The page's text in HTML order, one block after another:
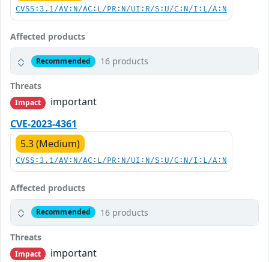
CVSS:3.1/AV:N/AC:L/PR:N/UI:R/S:U/C:N/I:L/A:N
Affected products
Recommended 16 products
Threats
Impact
important
CVE-2023-4361
5.3 (Medium)
CVSS:3.1/AV:N/AC:L/PR:N/UI:N/S:U/C:N/I:L/A:N
Affected products
Recommended 16 products
Threats
Impact important